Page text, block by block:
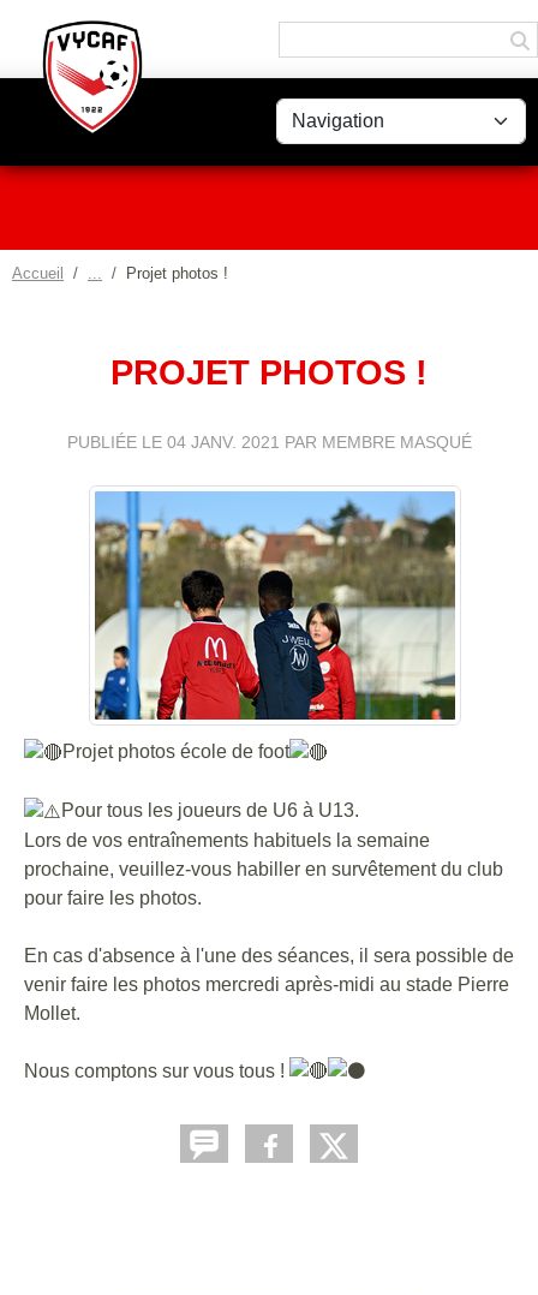
Accueil Projet photos !
PROJET PHOTOS !
PUBLIÉE LE 04 JANV. 2021 PAR MEMBRE MASQUÉ
Projet photos école de foot
Pour tous les joueurs de U6 à U13.
Lors de vos entraînements habituels la semaine
prochaine, veuillez-vous habiller en survêtement du club
pour faire les photos.
En cas d'absence à l'une des séances, il sera possible de
venir faire les photos mercredi après-midi au stade Pierre
Mollet.
Nous comptons sur vous tous !